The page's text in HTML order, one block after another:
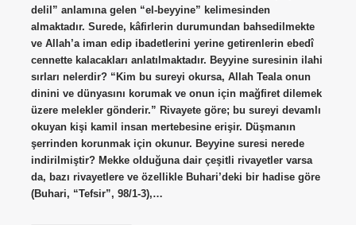
delil” anlamına gelen “el-beyyine” kelimesinden
almaktadır. Surede, kâfirlerin durumundan bahsedilmekte
ve Allah’a iman edip ibadetlerini yerine getirenlerin ebedî
cennette kalacakları anlatılmaktadır. Beyyine suresinin ilahi
sırları nelerdir? “Kim bu sureyi okursa, Allah Teala onun
dinini ve dünyasını korumak ve onun için mağfiret dilemek
üzere melekler gönderir.” Rivayete göre; bu sureyi devamlı
okuyan kişi kamil insan mertebesine erişir. Düşmanın
şerrinden korunmak için okunur. Beyyine suresi nerede
indirilmiştir? Mekke olduğuna dair çeşitli rivayetler varsa
da, bazı rivayetlere ve özellikle Buhari’deki bir hadise göre
(Buhari, “Tefsir”, 98/1-3),…